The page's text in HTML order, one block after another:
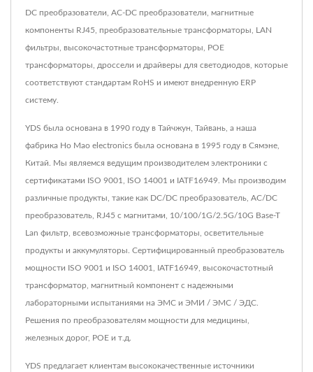
DC преобразователи, AC-DC преобразователи, магнитные
компоненты RJ45, преобразовательные трансформаторы, LAN
фильтры, высокочастотные трансформаторы, POE
трансформаторы, дроссели и драйверы для светодиодов, которые
соответствуют стандартам RoHS и имеют внедренную ERP
систему.
YDS была основана в 1990 году в Тайчжун, Тайвань, а наша
фабрика Ho Mao electronics была основана в 1995 году в Сямэне,
Китай. Мы являемся ведущим производителем электроники с
сертификатами ISO 9001, ISO 14001 и IATF16949. Мы производим
различные продукты, такие как DC/DC преобразователь, AC/DC
преобразователь, RJ45 с магнитами, 10/100/1G/2.5G/10G Base-T
Lan фильтр, всевозможные трансформаторы, осветительные
продукты и аккумуляторы. Сертифицированный преобразователь
мощности ISO 9001 и ISO 14001, IATF16949, высокочастотный
трансформатор, магнитный компонент с надежными
лабораторными испытаниями на ЭМС и ЭМИ / ЭМС / ЭДС.
Решения по преобразователям мощности для медицины,
железных дорог, POE и т.д.
YDS предлагает клиентам высококачественные источники